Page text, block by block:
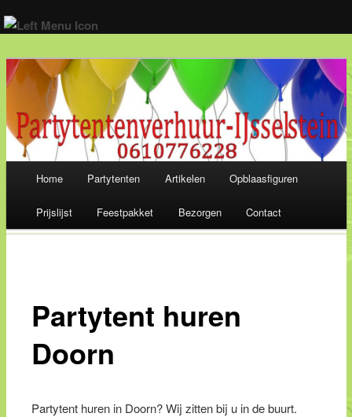
Wij verhuren alles voor een geslaagd feest! 06-10 77 62 28
Skip
to
Home Partytenten Artikelen Opblaasfiguren
Prijslijst Feestpakket Bezorgen Contact
Partytent huren
Doorn
Partytent huren in Doorn? Wij zitten bij u in de buurt.